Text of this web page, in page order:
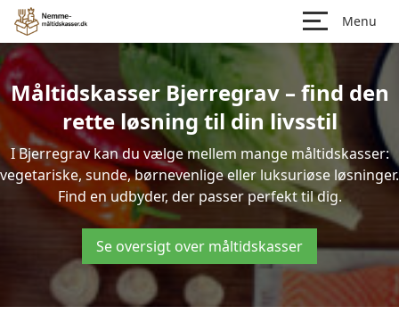
Menu
Måltidskasser Bjerregrav – find den
rette løsning til din livsstil
I Bjerregrav kan du vælge mellem mange måltidskasser:
vegetariske, sunde, børnevenlige eller luksuriøse løsninger.
Find en udbyder, der passer perfekt til dig.
Se oversigt over måltidskasser